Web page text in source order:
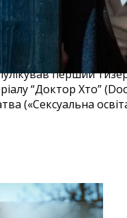
Теннант
Хто»
перший
“Доктор Хто”
(«Сексуальна